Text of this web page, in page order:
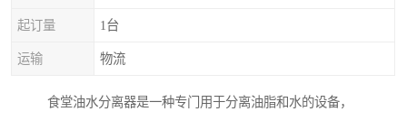
起订量 1台
运输 物流
食堂油水分离器是一种专门用于分离油脂和水的设备，